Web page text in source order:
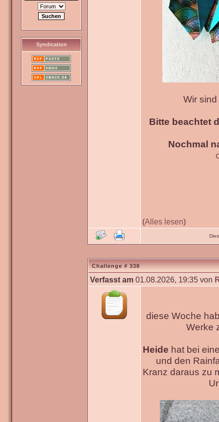
Syndication
Wir
Bitte beachtet
Nochmal
(Alles lesen)
Challenge # 338
Verfasst am 01.08.2026, 19:35 von
diese Woche
Werke
Heide hat bei
und den
Kranz daraus zu